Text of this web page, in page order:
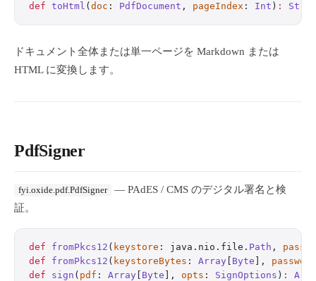
def toHtml ( doc : PdfDocument , pageIndex : Int ) :
ドキュメント全体または単一ページを Markdown または
HTML に変換します。
PdfSigner
fyi.oxide.pdf.PdfSigner
— PAdES / CMS のデジタル署名と検
証。
def fromPkcs12 ( keystore : java.nio.file. Path ,
def fromPkcs12 ( keystoreBytes : Array Byte ], password
def sign ( pdf : Array Byte ], opts : SignOptions ) :